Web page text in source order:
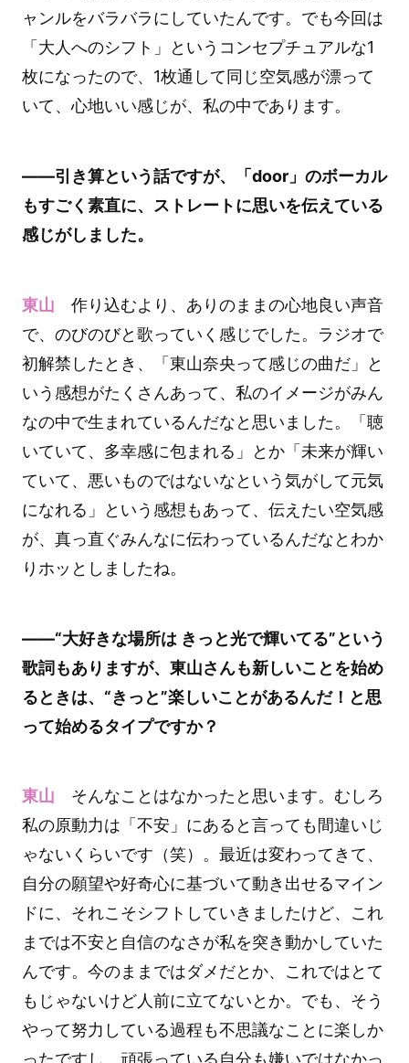
ャンルをバラバラにしていたんです。でも今回は
「大人へのシフト」というコンセプチュアルな1
枚になったので、1枚通して同じ空気感が漂って
いて、心地いい感じが、私の中であります。
――引き算という話ですが、「door」のボーカル
もすごく素直に、ストレートに思いを伝えている
感じがしました。
東山 作り込むより、ありのままの心地良い声音
で、のびのびと歌っていく感じでした。ラジオで
初解禁したとき、「東山奈央って感じの曲だ」と
いう感想がたくさんあって、私のイメージがみん
なの中で生まれているんだなと思いました。「聴
いていて、多幸感に包まれる」とか「未来が輝い
ていて、悪いものではないなという気がして元気
になれる」という感想もあって、伝えたい空気感
が、真っ直ぐみんなに伝わっているんだなとわか
りホッとしましたね。
――“大好きな場所は きっと光で輝いてる”という
歌詞もありますが、東山さんも新しいことを始め
るときは、“きっと”楽しいことがあるんだ！と思
って始めるタイプですか？
東山 そんなことはなかったと思います。むしろ
私の原動力は「不安」にあると言っても間違いじ
ゃないくらいです（笑）。最近は変わってきて、
自分の願望や好奇心に基づいて動き出せるマイン
ドに、それこそシフトしていきましたけど、これ
までは不安と自信のなさが私を突き動かしていた
んです。今のままではダメだとか、これではとて
もじゃないけど人前に立てないとか。でも、そう
やって努力している過程も不思議なことに楽しか